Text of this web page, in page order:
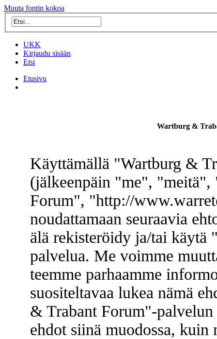
Muuta fontin kokoa
UKK
Kirjaudu sisään
Etsi
Etusivu
Wartburg &
Käyttämällä "Wartburg &
(jälkeenpäin "me",
Forum", "http://
noudattamaan seuraavia
älä rekisteröidy ja/tai käytä
palvelua. Me voimme
teemme parhaamme
suositeltavaa lukea nämä
& Trabant Forum"-
ehdot siinä muodossa,